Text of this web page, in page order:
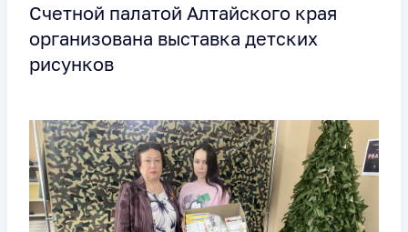
Счетной палатой Алтайского края
организована выставка детских
рисунков